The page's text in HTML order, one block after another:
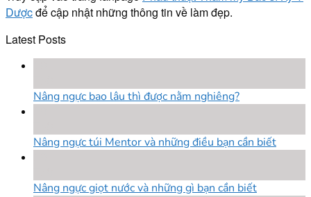
Dượcđể cập nhật những thông tin về làm đẹp.
Latest Posts
Nâng ngực bao lâu thì được nằm nghiêng?
Nâng ngực túi Mentor và những điều bạn cần biết
Nâng ngực giọt nước và những gì bạn cần biết